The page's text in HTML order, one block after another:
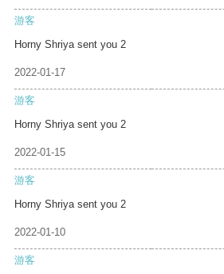
游客
Horny Shriya sent you 2
2022-01-17
游客
Horny Shriya sent you 2
2022-01-15
游客
Horny Shriya sent you 2
2022-01-10
游客